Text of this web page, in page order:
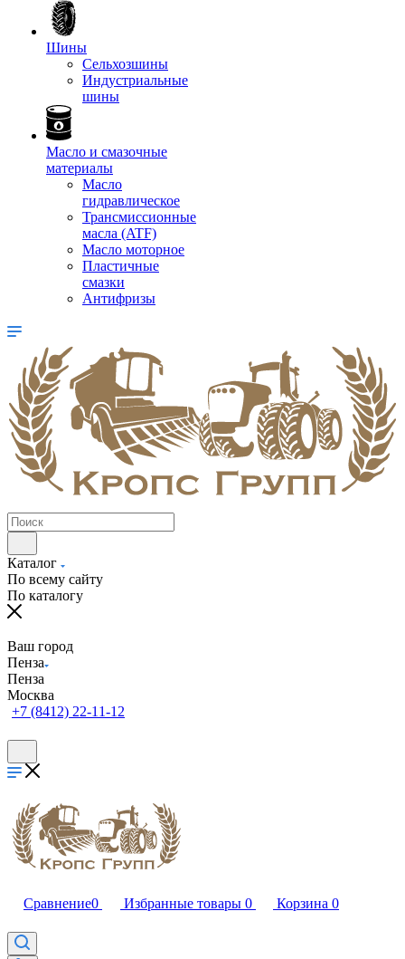
Шины
Сельхозшины
Индустриальные
шины
Масло и смазочные
материалы
Масло
гидравлическое
Трансмиссионные
масла (ATF)
Масло моторное
Пластичные
смазки
Антифризы
Каталог
По всему сайту
По каталогу
Ваш город
Пенза
Пенза
Москва
+7 (8412) 22-11-12
Сравнение0 Избранные товары 0 Корзина 0